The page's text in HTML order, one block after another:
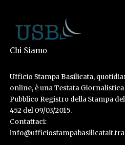
Chi Siamo
Ufficio Stampa Basilicata,
online, è una Testata
Pubblico Registro della Stampa
452 del 09/03/2015.
Contattaci: